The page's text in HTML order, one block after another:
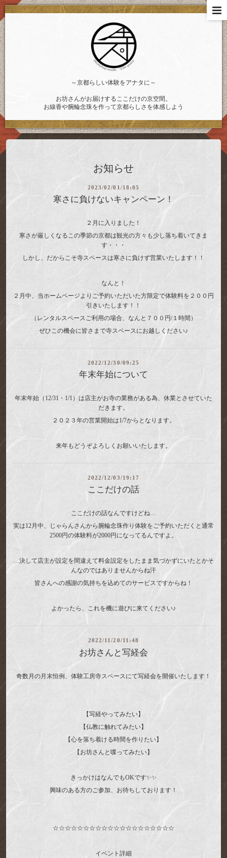
～京都らしい体験をアナタに～
お坊さんがお届けするここだけの京空間。
お線香や腕輪念珠を作って京都らしさを体感しよう
お知らせ
2023/02/01/18:05
寒さに負けないキャンペーン！
２月に入りました！
寒さが厳しくなるこの季節の京都は観光の方々も少し落ち着いてきま
す・・・
しかし、だからこそ寺スペースは寒さに負けず営業いたします！！
なんと！
２月中、当ホームページよりご予約いただいた方限定で体験料を２００円
引きいたします！！
（レンタルスペースご利用の場合、なんと７００円/１時間）
ぜひこの機会に皆さまで寺スペースにお越しください♪
2022/12/30/09:25
年末年始について
年末年始（12/31・1/1）は店主がお寺の業務がある為、休業とさせていた
だきます。
２０２３年の営業開始は1/7からとなります。
来年もどうぞよろしくお願いいたします。
2022/12/03/19:17
ここだけの話
ここだけの話なんですけどね…
実は12月中、
じゃらんさんから腕輪念珠作り体験をご予約いただくと通常
2500円の体験料が2000円になってるんですよ。
…決して店主が設定を間違えて料金設定をしたまま気づかずにいたとかそ
んなのではありませんからね汗
皆さんへの感謝の気持ちを込めてのサービスですからね！
よかったら、これを機に遊びに来てください♪
2022/11/20/11:48
お坊さんと写経会
奇数月の月末恒例、体験工房寺スペースにて写経会を開催いたします！
【写経やってみたい】
【仏教に触れてみたい】
【心を落ち着ける時間を作りたい】
【お坊さんと喋ってみたい】
きっかけはなんでもOKです✨✨
興味のある方のご参加、お待ちしております！
☆☆☆☆☆☆☆☆☆☆☆☆☆☆☆☆☆☆☆☆
イベント詳細